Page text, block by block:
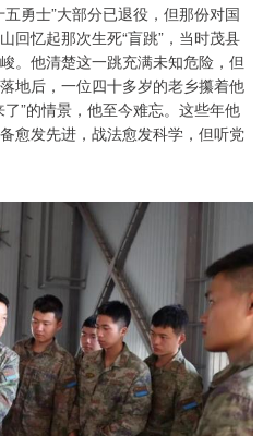
勇士”大部分已退役，但那份对国
回忆起那次生死“盲跳”，当时茂县
。他清楚这一跳充满未知危险，但
地后，一位四十多岁的老乡攥着他
”的情景，他至今难忘。这些年他
愈发先进，战法愈发科学，但听党